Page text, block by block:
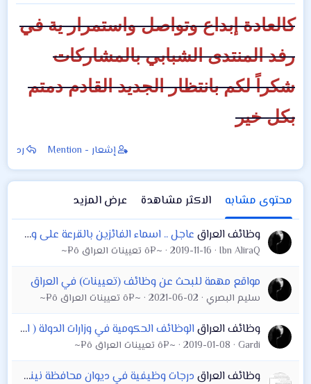
كالعادة إبداع وتواصل واستمرار ية في
رفد المنتدى الشبابي بالمشاركات
شكراً لكم بانتظار الجديد القادم دمتم
بكل خير
إشعار - Mention رد
محتوى مشابه الاكثر مشاهدة
عرض المزيد
وظائف العراق عاجل .. اسماء الفائزين بالقرعة على وظائف محافظة البصرة 2019
Ibn AliraQ
2019-11-16 ~¤ô تعيينات العراق ô¤~
مواقع مهمة للبحث عن وظائف (تعيينات) في العراق
سليم البصري 2021-06-02 ~¤ô تعيينات العراق ô¤~
وظائف العراقالوظائف الحكومية في وزارات الدولة ( اضغط على الروابط ) مديرية تربية البصرة بابل. المركز المالي المحاسبي دائرة صحة كركوك . محافظة كركوك . زراعة كربلاء
Gardi
2019-01-08 ~¤ô تعيينات العراق ô¤~
وظائف العراق درجات وظيفية في ديوان محافظة نينوى